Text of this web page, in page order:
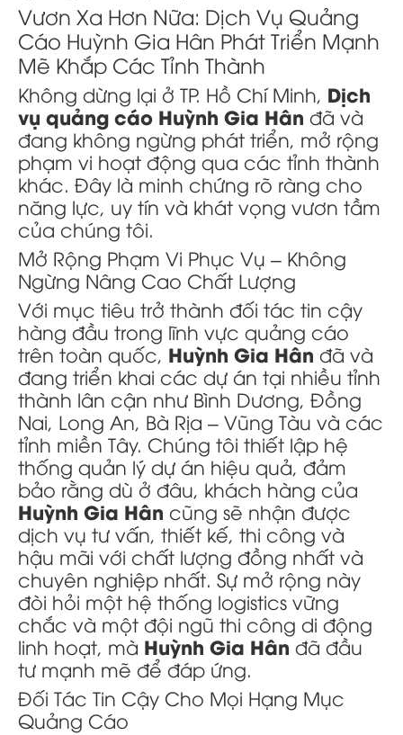
Vươn Xa Hơn Nữa: Dịch Vụ Quảng
Cáo Huỳnh Gia Hân Phát Triển Mạnh
Mẽ Khắp Các Tỉnh Thành
Không dừng lại ở TP. Hồ Chí Minh, Dịch
vụ quảng cáo Huỳnh Gia Hân đã và
đang không ngừng phát triển, mở rộng
phạm vi hoạt động qua các tỉnh thành
khác. Đây là minh chứng rõ ràng cho
năng lực, uy tín và khát vọng vươn tầm
của chúng tôi.
Mở Rộng Phạm Vi Phục Vụ – Không
Ngừng Nâng Cao Chất Lượng
Với mục tiêu trở thành đối tác tin cậy
hàng đầu trong lĩnh vực quảng cáo
trên toàn quốc, Huỳnh Gia Hân đã và
đang triển khai các dự án tại nhiều tỉnh
thành lân cận như Bình Dương, Đồng
Nai, Long An, Bà Rịa – Vũng Tàu và các
tỉnh miền Tây. Chúng tôi thiết lập hệ
thống quản lý dự án hiệu quả, đảm
bảo rằng dù ở đâu, khách hàng của
Huỳnh Gia Hân cũng sẽ nhận được
dịch vụ tư vấn, thiết kế, thi công và
hậu mãi với chất lượng đồng nhất và
chuyên nghiệp nhất. Sự mở rộng này
đòi hỏi một hệ thống logistics vững
chắc và một đội ngũ thi công di động
linh hoạt, mà Huỳnh Gia Hân đã đầu
tư mạnh mẽ để đáp ứng.
Đối Tác Tin Cậy Cho Mọi Hạng Mục
Quảng Cáo